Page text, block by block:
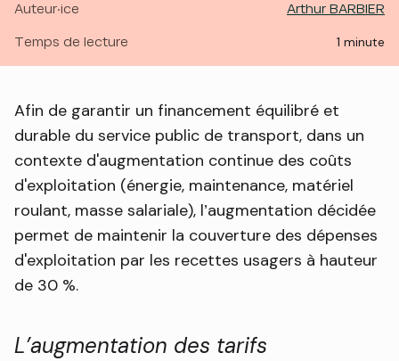
Auteur·ice Arthur BARBIER
Temps de lecture 1 minute
Afin de garantir un financement équilibré et
durable du service public de transport, dans un
contexte d'augmentation continue des coûts
d'exploitation (énergie, maintenance, matériel
roulant, masse salariale), l’augmentation décidée
permet de maintenir la couverture des dépenses
d'exploitation par les recettes usagers à hauteur
de 30 %.
L’augmentation des tarifs